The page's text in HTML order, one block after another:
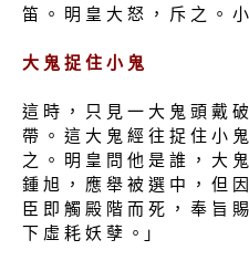
笛 。 明 皇 大 怒 ， 斥 之 。
大 鬼 捉 住 小 鬼
這 時 ， 只 見 一 大 鬼 頭 戴
帶 。 這 大 鬼 經 往 捉 住 小
之 。 明 皇 問 他 是 誰 ， 大
鍾 旭 ， 應 舉 被 選 中 ， 但
臣 即 觸 殿 階 而 死 ， 奉 旨
下 虛 耗 妖 孽 。」